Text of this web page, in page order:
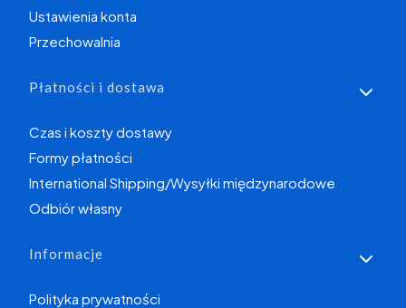
Ustawienia konta
Przechowalnia
Płatności i dostawa
Czas i koszty dostawy
Formy płatności
International Shipping/Wysyłki międzynarodowe
Odbiór własny
Informacje
Polityka prywatności